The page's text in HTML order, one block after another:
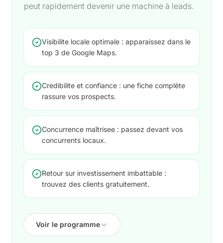
peut rapidement devenir une machine à leads.
Visibilite locale optimale : apparaissez dans le
top 3 de Google Maps.
Credibilite et confiance : une fiche complète
rassure vos prospects.
Concurrence maîtrisee : passez devant vos
concurrents locaux.
Retour sur investissement imbattable :
trouvez des clients gratuitement.
Voir le programme